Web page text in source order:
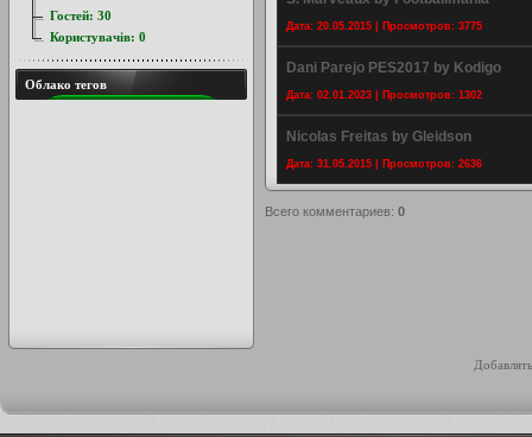
Дата: 20.05.2015 | Просмотров: 3775
Dani Parejo PES2017 by Kodigo
Дата: 02.01.2023 | Просмотров: 1302
Nicolas Freitas by Gleidson
Дата: 31.05.2015 | Просмотров: 2636
Всего комментариев: 0
Гостей: 30
Користувачів: 0
Облако тегов